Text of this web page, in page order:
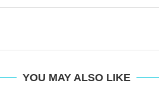
YOU MAY ALSO LIKE